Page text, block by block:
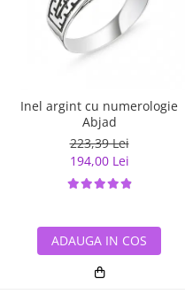
Inel argint cu numerologie
Abjad
223,39 Lei
194,00 Lei
ADAUGA IN COS